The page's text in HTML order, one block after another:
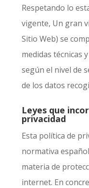
Respetando lo
vigente, Un gran
Sitio Web) se
medidas técnicas
según el nivel de
de los datos
Leyes que
privacidad
Esta política de
normativa
materia de
internet. En